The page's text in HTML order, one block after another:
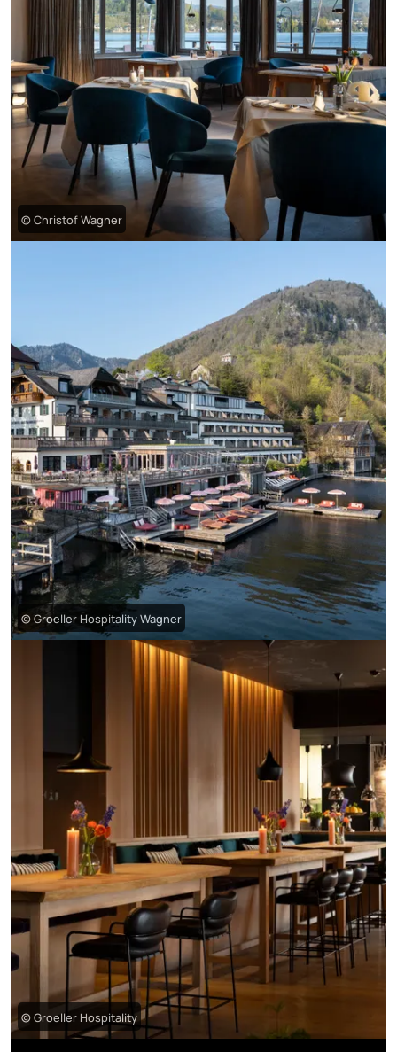
© Christof Wagner
© Groeller Hospitality Wagner
© Groeller Hospitality